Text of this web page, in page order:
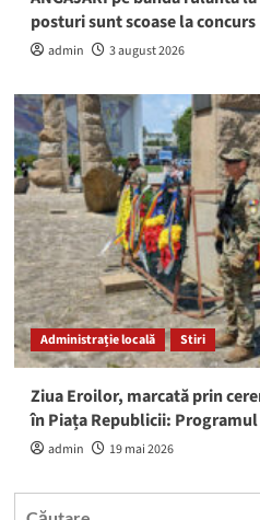
posturi sunt scoase la concurs
admin 3 august 2026
Administrație locală Stiri
Ziua Eroilor, marcată prin
în Piața Republicii:
admin 19 mai 2026
Caută